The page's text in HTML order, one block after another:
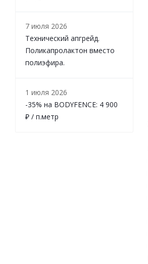
7 июля 2026
Технический апгрейд.
Поликапролактон вместо
полиэфира.
1 июля 2026
-35% на BODYFENCE: 4 900
₽ / п.метр